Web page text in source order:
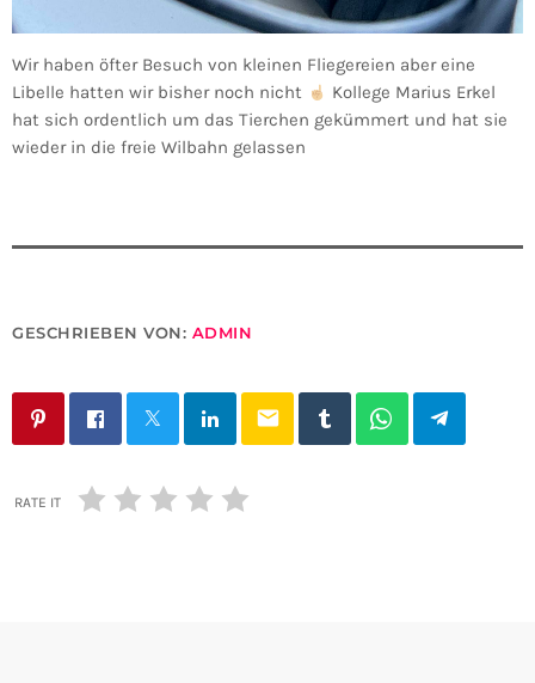
Wir haben öfter Besuch von kleinen Fliegereien aber eine
Libelle hatten wir bisher noch nicht
Kollege Marius Erkel
hat sich ordentlich um das Tierchen gekümmert und hat sie
wieder in die freie Wilbahn gelassen
GESCHRIEBEN VON: ADMIN
email
RATE IT